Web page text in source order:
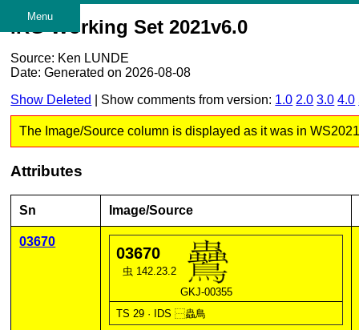
Menu
IRG Working Set 2021v6.0
Source: Ken LUNDE
Date: Generated on 2026-08-08
Show Deleted
| Show comments from version: 1.0 2.0 3.0 4.0
The Image/Source column is displayed as it was in
Attributes
Sn Image/Source
03670
03670
虫 142.23.2
GKJ-00355
TS 29 · IDS⿱蟲鳥